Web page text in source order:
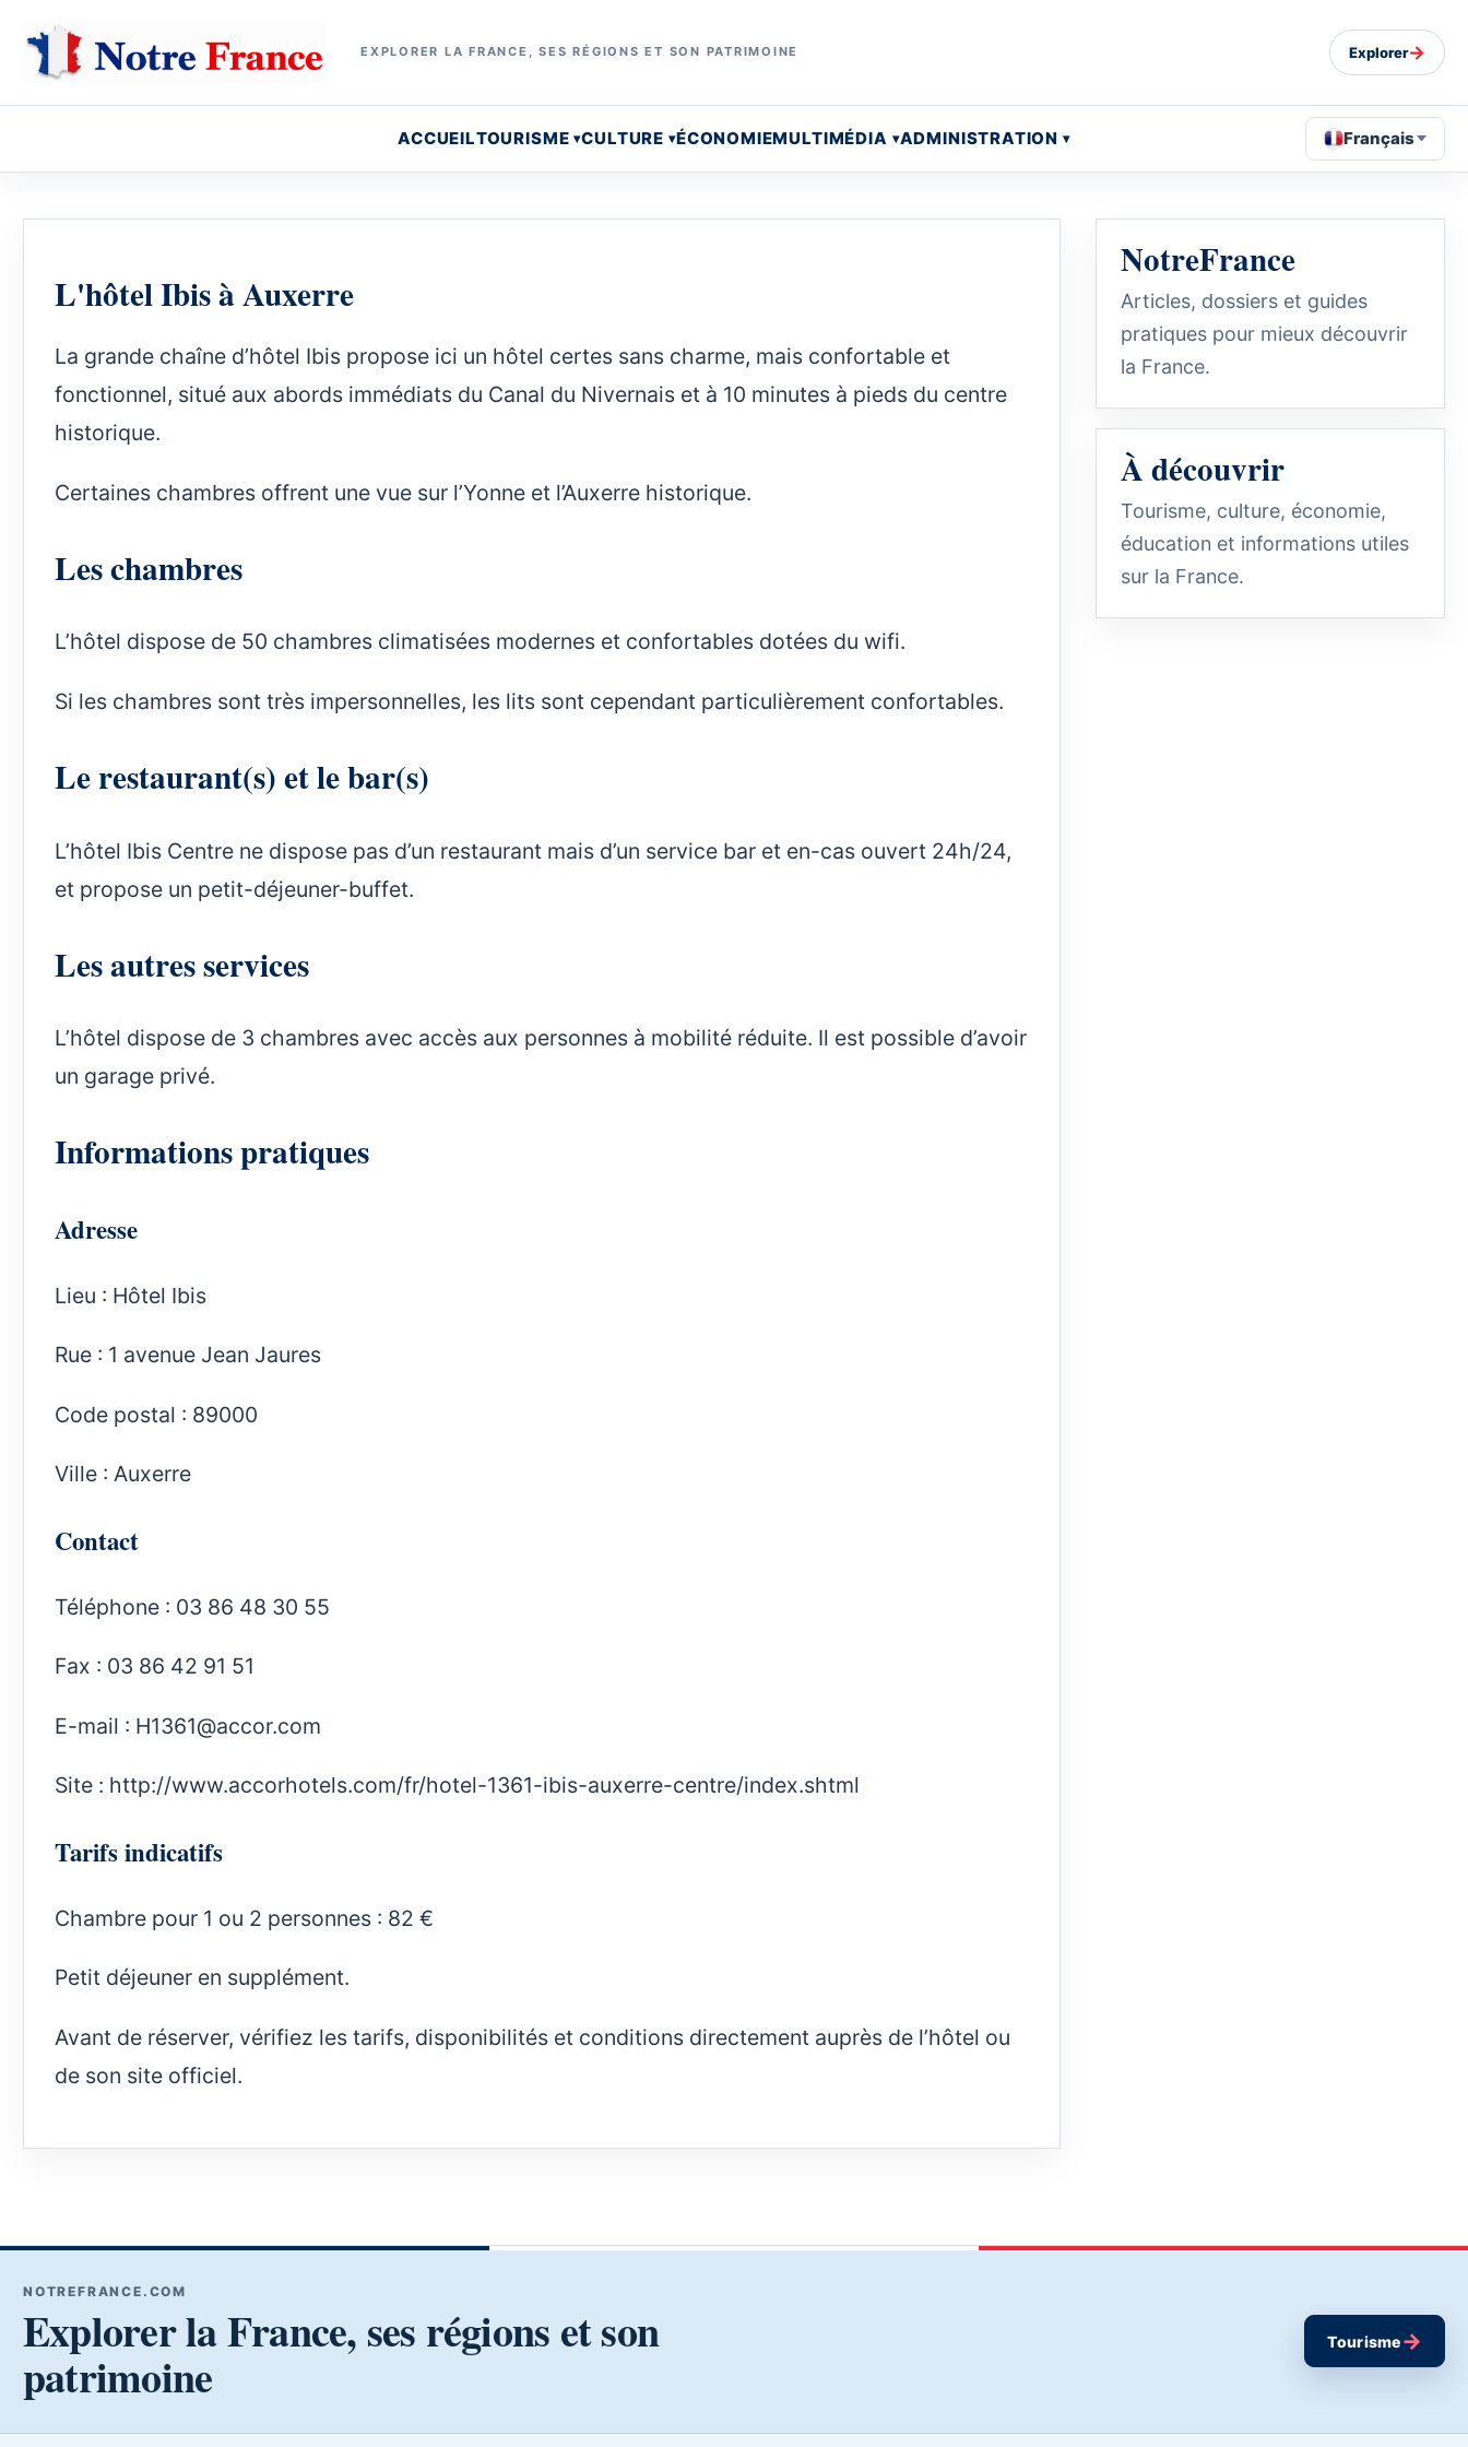
EXPLORER LA FRANCE, SES RÉGIONS ET SON PATRIMOINE Explorer→
ACCUEILTOURISME CULTURE ÉCONOMIEMULTIMÉDIA ADMINISTRATION Français
L'hôtel Ibis à Auxerre
La grande chaîne d’hôtel Ibis propose ici un hôtel certes sans charme, mais confortable et
fonctionnel, situé aux abords immédiats du Canal du Nivernais et à 10 minutes à pieds du centre
historique.
Certaines chambres offrent une vue sur l’Yonne et l’Auxerre historique.
Les chambres
L’hôtel dispose de 50 chambres climatisées modernes et confortables dotées du wifi.
Si les chambres sont très impersonnelles, les lits sont cependant particulièrement confortables.
Le restaurant(s) et le bar(s)
L’hôtel Ibis Centre ne dispose pas d’un restaurant mais d’un service bar et en-cas ouvert 24h/24,
et propose un petit-déjeuner-buffet.
Les autres services
L’hôtel dispose de 3 chambres avec accès aux personnes à mobilité réduite. Il est possible d’avoir
un garage privé.
Informations pratiques
Adresse
Lieu : Hôtel Ibis
Rue : 1 avenue Jean Jaures
Code postal : 89000
Ville : Auxerre
Contact
Téléphone : 03 86 48 30 55
Fax : 03 86 42 91 51
E-mail : H1361@accor.com
Site : http://www.accorhotels.com/fr/hotel-1361-ibis-auxerre-centre/index.shtml
Tarifs indicatifs
Chambre pour 1 ou 2 personnes : 82 €
Petit déjeuner en supplément.
Avant de réserver, vérifiez les tarifs, disponibilités et conditions directement auprès de l’hôtel ou
de son site officiel.
NotreFrance
Articles, dossiers et guides
pratiques pour mieux découvrir
la France.
À découvrir
Tourisme, culture, économie,
éducation et informations utiles
sur la France.
NOTREFRANCE.COM
Explorer la France, ses régions et son
patrimoine
Tourisme→